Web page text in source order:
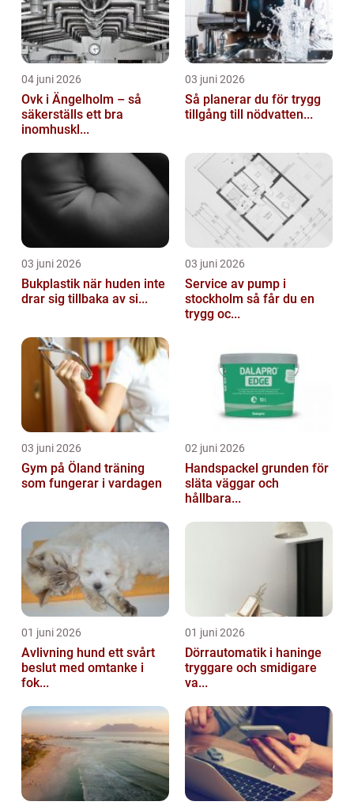
04 juni 2026
Ovk i Ängelholm – så
säkerställs ett bra
inomhuskl...
03 juni 2026
Så planerar du för trygg
tillgång till nödvatten...
03 juni 2026
Bukplastik när huden inte
drar sig tillbaka av si...
03 juni 2026
Service av pump i
stockholm så får du en
trygg oc...
03 juni 2026
Gym på Öland träning
som fungerar i vardagen
02 juni 2026
Handspackel grunden för
släta väggar och
hållbara...
01 juni 2026
Avlivning hund ett svårt
beslut med omtanke i
fok...
01 juni 2026
Dörrautomatik i haninge
tryggare och smidigare
va...